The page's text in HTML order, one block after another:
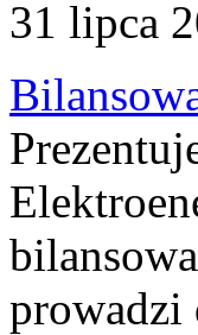
31 lipca
prowadzi